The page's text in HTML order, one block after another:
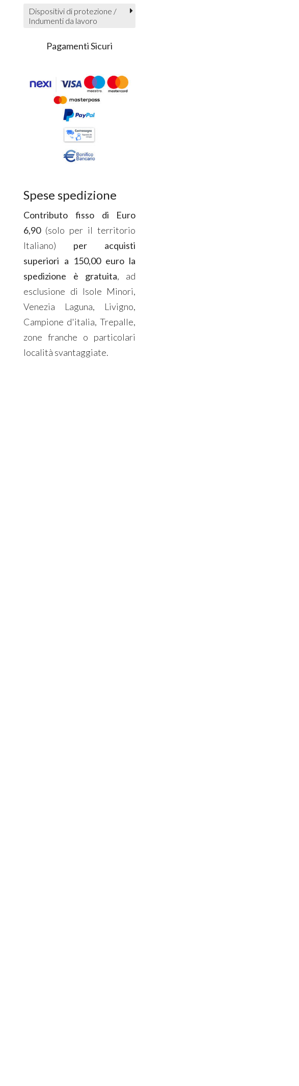
Dispositivi di protezione /
Indumenti da lavoro
Pagamenti Sicuri
Spese spedizione
Contributo fisso di Euro
6,90(solo per il territorio
Italiano) per acquisti
superiori a 150,00 euro la
spedizione è gratuita, ad
esclusione di Isole Minori,
Venezia Laguna, Livigno,
Campione d'italia, Trepalle,
zone franche o particolari
località svantaggiate.